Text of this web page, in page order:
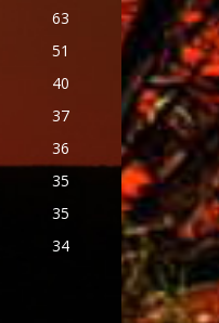
63
51
40
37
36
35
35
34